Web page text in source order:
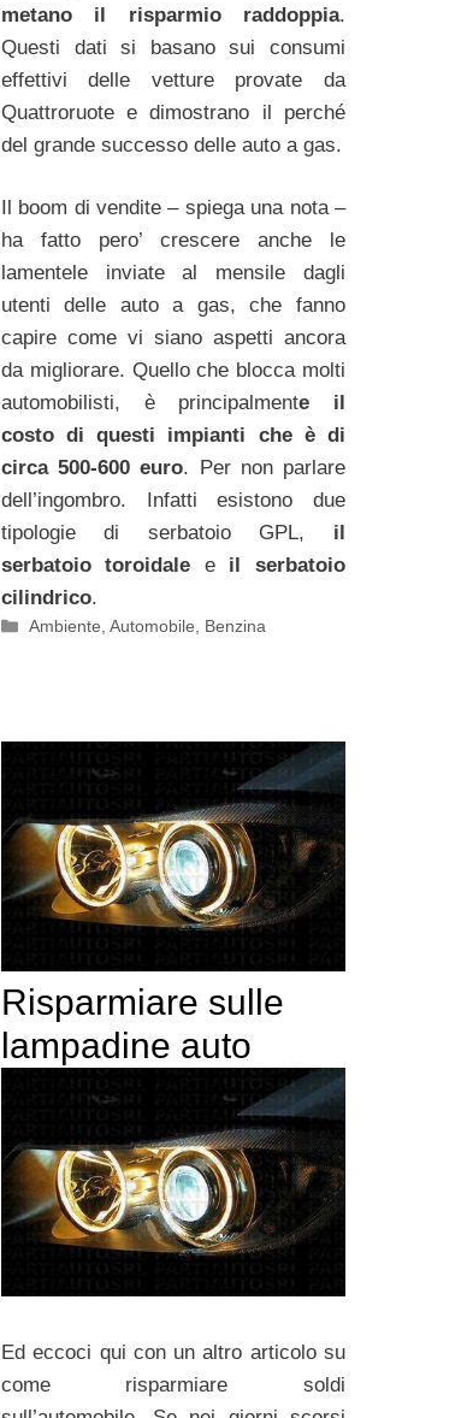
metano il risparmio raddoppia.
Questi dati si basano sui consumi
effettivi delle vetture provate da
Quattroruote e dimostrano il perché
del grande successo delle auto a gas.
Il boom di vendite – spiega una nota –
ha fatto pero’ crescere anche le
lamentele inviate al mensile dagli
utenti delle auto a gas, che fanno
capire come vi siano aspetti ancora
da migliorare. Quello che blocca molti
automobilisti, è principalmente il
costo di questi impianti che è di
circa 500-600 euro. Per non parlare
dell’ingombro. Infatti esistono due
tipologie di serbatoio GPL, il
serbatoio toroidale e il serbatoio
cilindrico.
Categorie
Ambiente,Automobile, Benzina
Risparmiare sulle
lampadine auto
Ed eccoci qui con un altro articolo su
come risparmiare soldi